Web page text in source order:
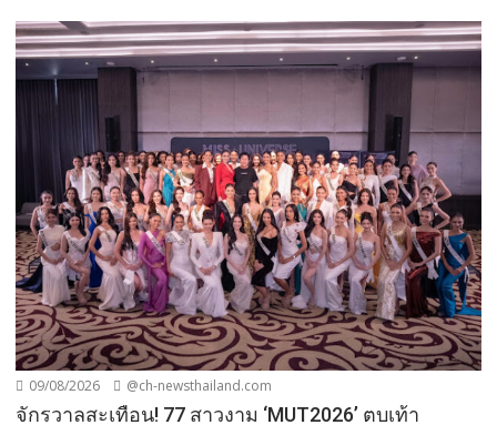
09/08/2026 @ch-newsthailand.com
จักรวาลสะเทือน! 77 สาวงาม ‘MUT2026’ ตบเท้า